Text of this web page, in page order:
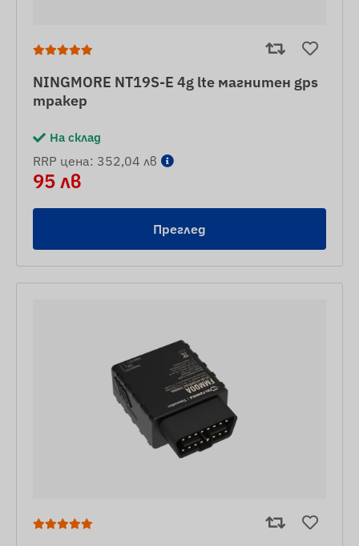
NINGMORE NT19S-E 4g lte магнитен gps
тракер
На склад
RRP цена: 352,04 лв
95 лв
Преглед